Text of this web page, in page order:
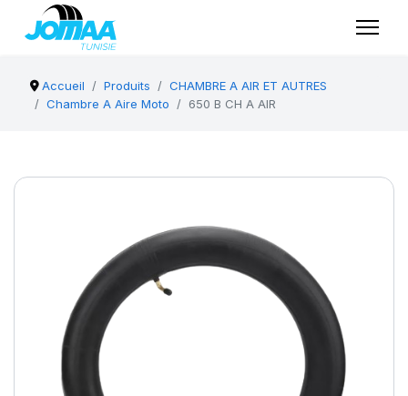
Accueil Produits
CHAMBRE A AIR ET AUTRES
Chambre A Aire Moto
650 B CH A AIR